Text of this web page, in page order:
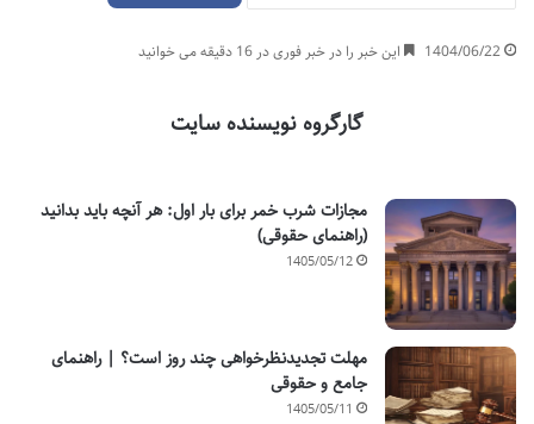
1404/06/22 این خبر را در خبر فوری در 16 دقیقه می خوانید
گارگروه نویسنده سایت
مجازات شرب خمر برای بار اول: هر آنچه باید بدانید
(راهنمای حقوقی)
1405/05/12
مهلت تجدیدنظرخواهی چند روز است؟ | راهنمای
جامع و حقوقی
1405/05/11